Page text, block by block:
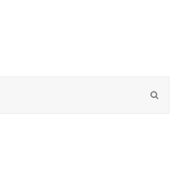
Submit